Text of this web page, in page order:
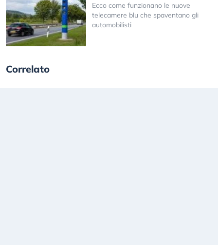
Ecco come funzionano le nuove
telecamere blu che spaventano gli
automobilisti
Correlato